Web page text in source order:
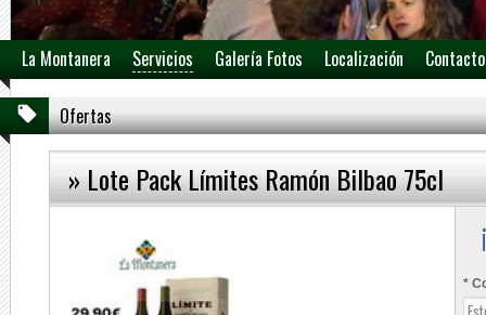
La Montanera Servicios Galería Fotos Localización
Ofertas
» Lote Pack Límites Ramón Bilbao 75cl
*